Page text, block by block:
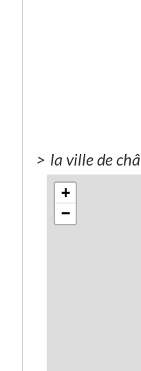
> la ville de
+
−